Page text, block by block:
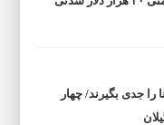
را جدی بگیرند/ چهار